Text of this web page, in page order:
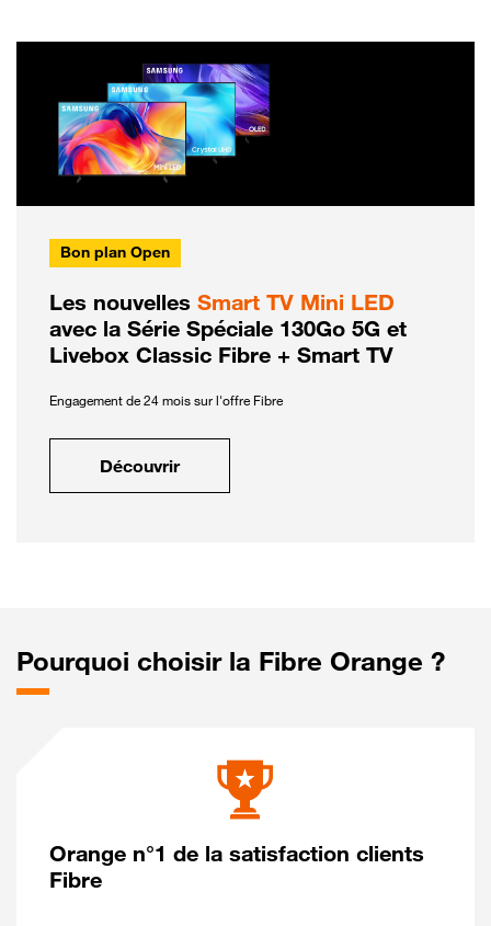
Bon plan Open
Les nouvelles Smart TV Mini LED
avec la Série Spéciale 130Go 5G et
Livebox Classic Fibre + Smart TV
Engagement de 24 mois sur l'offre Fibre
Découvrir
Pourquoi choisir la Fibre Orange ?
Orange n°1 de la satisfaction clients
Fibre